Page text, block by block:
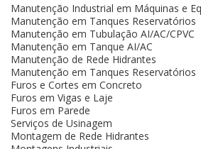
Manutenção Industrial em Máquinas e
Manutenção em Tanques Reservatórios
Manutenção em Tubulação AI/AC/CPVC
Manutenção em Tanque AI/AC
Manutenção de Rede Hidrantes
Manutenção em Tanques Reservatórios
Furos e Cortes em Concreto
Furos em Vigas e Laje
Furos em Parede
Serviços de Usinagem
Montagem de Rede Hidrantes